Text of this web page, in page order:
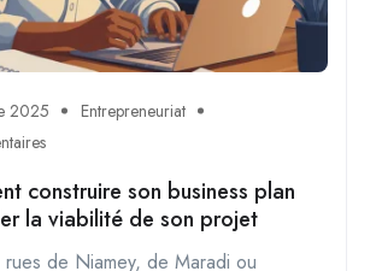
2025
Entrepreneuriat
construire son business plan
la viabilité de son projet
rues de Niamey, de Maradi ou